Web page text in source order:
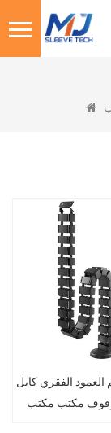
128 سم العمود الفقري كابل
مكتب مكتب